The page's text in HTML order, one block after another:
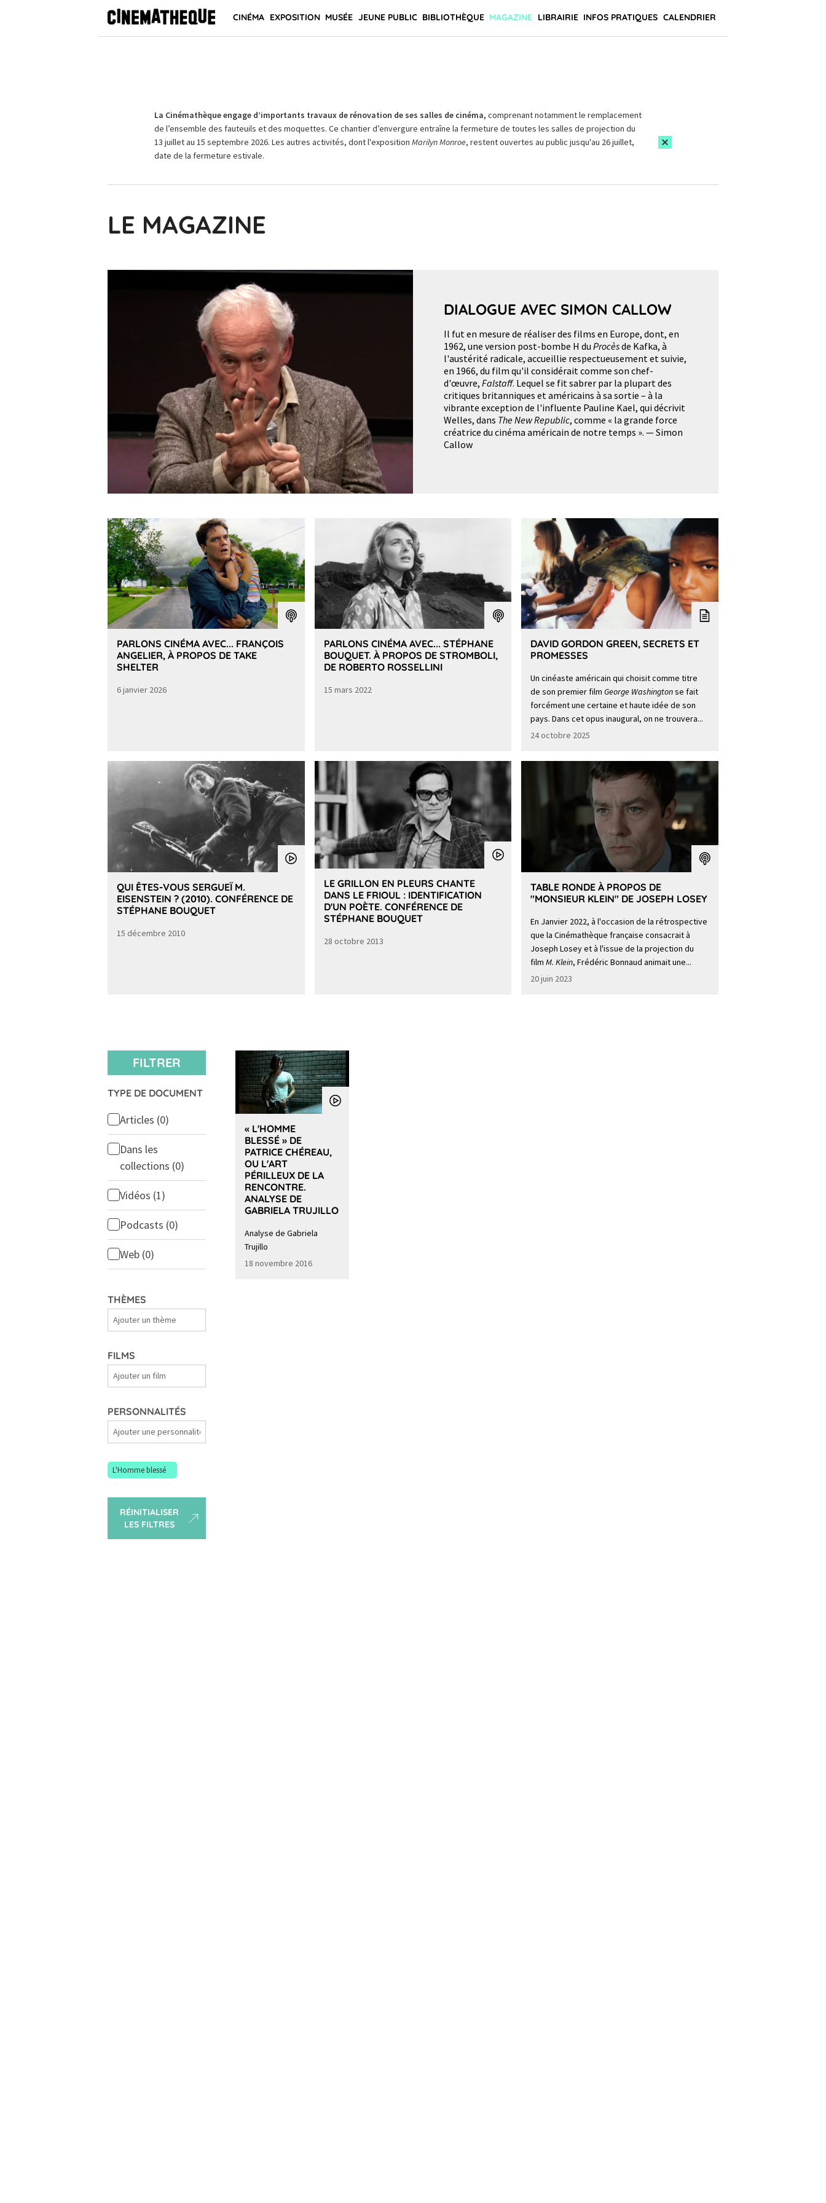
CINÉMA EXPOSITION MUSÉE JEUNE PUBLIC BIBLIOTHÈQUE MAGAZINE LIBRAIRIE INFOS PRATIQUES CALENDRIER
La Cinémathèque engage d’importants travaux de rénovation de ses salles de cinéma, comprenant notamment le remplacement
de l’ensemble des fauteuils et des moquettes. Ce chantier d’envergure entraîne la fermeture de toutes les salles de projection du
13 juillet au 15 septembre 2026. Les autres activités, dont l'exposition Marilyn Monroe, restent ouvertes au public jusqu'au 26 juillet,
date de la fermeture estivale.
LE MAGAZINE
DIALOGUE AVEC SIMON CALLOW
Il fut en mesure de réaliser des films en Europe, dont, en
1962, une version post-bombe H du Procèsde Kafka, à
l'austérité radicale, accueillie respectueusement et suivie,
en 1966, du film qu'il considérait comme son chef-
d'œuvre, Falstaff. Lequel se fit sabrer par la plupart des
critiques britanniques et américains à sa sortie – à la
vibrante exception de l'influente Pauline Kael, qui décrivit
Welles, dans The New Republic, comme « la grande force
créatrice du cinéma américain de notre temps ». — Simon
Callow
PARLONS CINÉMA AVEC... FRANÇOIS
ANGELIER, À PROPOS DE TAKE
SHELTER
6 janvier 2026
PARLONS CINÉMA AVEC... STÉPHANE
BOUQUET. À PROPOS DE STROMBOLI,
DE ROBERTO ROSSELLINI
15 mars 2022
DAVID GORDON GREEN, SECRETS ET
PROMESSES
Un cinéaste américain qui choisit comme titre
de son premier filmGeorge Washingtonse fait
forcément une certaine et haute idée de son
pays. Dans cet opus inaugural, on ne trouvera...
24 octobre 2025
QUI ÊTES-VOUS SERGUEÏ M.
EISENSTEIN ? (2010). CONFÉRENCE DE
STÉPHANE BOUQUET
15 décembre 2010
LE GRILLON EN PLEURS CHANTE
DANS LE FRIOUL : IDENTIFICATION
D'UN POÈTE. CONFÉRENCE DE
STÉPHANE BOUQUET
28 octobre 2013
TABLE RONDE À PROPOS DE
"MONSIEUR KLEIN" DE JOSEPH LOSEY
En Janvier 2022, à l'occasion de la rétrospective
que la Cinémathèque française consacrait à
Joseph Losey et à l'issue de la projection du
filmM. Klein, Frédéric Bonnaud animait une...
20 juin 2023
FILTRER
TYPE DE DOCUMENT
Articles (0)
Dans les
collections (0)
Vidéos (1)
Podcasts (0)
Web (0)
THÈMES
FILMS
PERSONNALITÉS
L'Homme blessé
RÉINITIALISER
LES FILTRES
« L'HOMME
BLESSÉ » DE
PATRICE CHÉREAU,
OU L'ART
PÉRILLEUX DE LA
RENCONTRE.
ANALYSE DE
GABRIELA TRUJILLO
Analyse de Gabriela
Trujillo
18 novembre 2016